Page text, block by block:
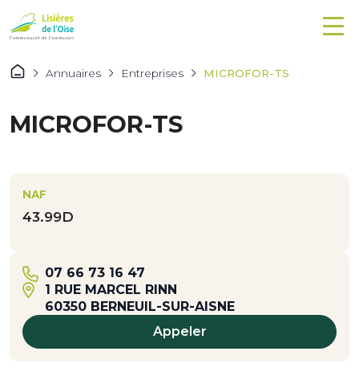
Annuaires Entreprises MICROFOR-TS
MICROFOR-TS
NAF
43.99D
07 66 73 16 47
1 RUE MARCEL RINN
60350 BERNEUIL-SUR-AISNE
Appeler